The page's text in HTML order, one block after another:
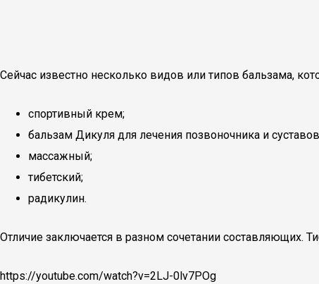
Сейчас известно несколько видов или типов бальзама,
спортивный крем;
бальзам Дикуля для лечения позвоночника и
массажный;
тибетский;
радикулин.
Отличие заключается в разном сочетании составляющих.
https://youtube.com/watch?v=2LJ-0lv7POg